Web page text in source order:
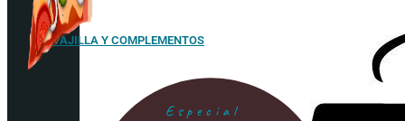
VAJILLA Y COMPLEMENTOS
Especial